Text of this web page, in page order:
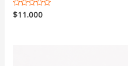
Valorado
en
$11.000